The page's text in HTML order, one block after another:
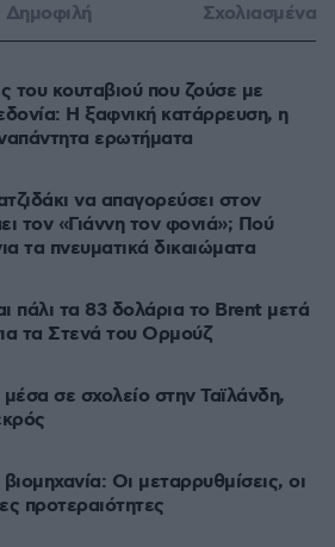
Δημοφιλή Σχολιασμένα
του κουταβιού που ζούσε με
Η ξαφνική κατάρρευση, η
ερωτήματα
να απαγορεύσει στον
τον «Γιάννη τον φονιά»; Πού
τα πνευματικά δικαιώματα
πάλι τα 83 δολάρια το Brent μετά
τα Στενά του Ορμούζ
σε σχολείο στην Ταϊλάνδη,
Οι μεταρρυθμίσεις, οι
προτεραιότητες